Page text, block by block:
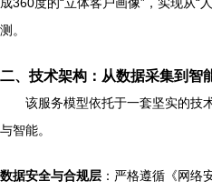
成360度的“立体客户画像”，实现从“
测。
二、技术架构：从数据采集到智
该服务模型依托于一套坚实的技
与智能。
数据安全与合规层 ：严格遵循《网络